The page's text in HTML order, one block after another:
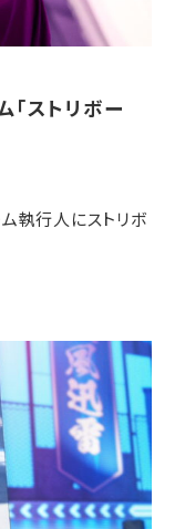
「ストリボー
執行人にストリボ